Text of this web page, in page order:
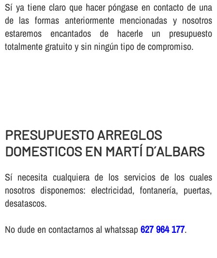
Sí ya tiene claro que hacer póngase en contacto de una
de las formas anteriormente mencionadas y nosotros
estaremos encantados de hacerle un presupuesto
totalmente gratuito y sin ningún tipo de compromiso.
PRESUPUESTO ARREGLOS
DOMESTICOS EN MARTÍ D´ALBARS
Sí necesita cualquiera de los servicios de los cuales
nosotros disponemos: electricidad, fontanería, puertas,
desatascos.
No dude en contactarnos al whatssap627 964 177.